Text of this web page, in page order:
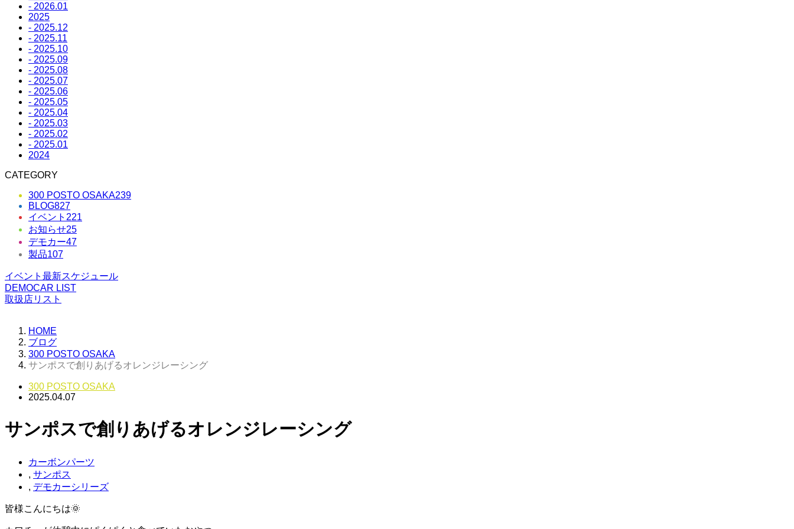
- 2026.01
2025
- 2025.12
- 2025.11
- 2025.10
- 2025.09
- 2025.08
- 2025.07
- 2025.06
- 2025.05
- 2025.04
- 2025.03
- 2025.02
- 2025.01
2024
CATEGORY
300 POSTO OSAKA239
BLOG827
イベント 221
お知らせ25
デモカー47
製品107
イベント最新スケジュール
DEMOCAR LIST
取扱店リスト
HOME
ブログ
300 POSTO OSAKA
サンポスで創りあげるオレンジレーシング
300 POSTO OSAKA
2025.04.07
サンポスで創りあげるオレンジレーシング
カーボンパーツ
, サンポス
, デモカーシリーズ
皆様こんにちは🌞